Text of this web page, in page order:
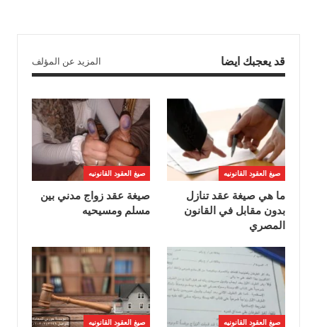
قد يعجبك ايضا المزيد عن المؤلف
صيغ العقود القانونيه
ما هي صيغة عقد تنازل
بدون مقابل في القانون
المصري
صيغ العقود القانونيه
صيغة عقد زواج مدني بين
مسلم ومسيحيه
صيغ العقود القانونيه صيغ العقود القانونيه